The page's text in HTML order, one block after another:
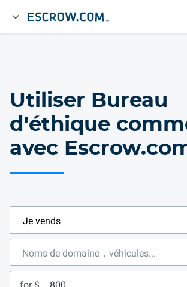
Utiliser Bureau
d'éthique
avec
for $